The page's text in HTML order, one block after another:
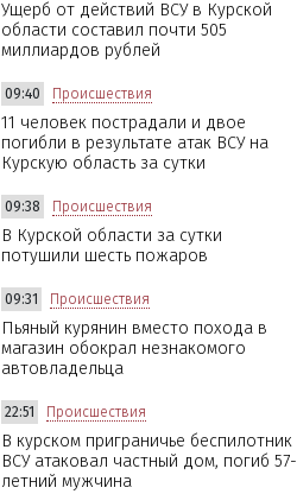
Ущерб от действий ВСУ в Курской
области составил почти 505
миллиардов рублей
09:40 Происшествия
11 человек пострадали и двое
погибли в результате атак ВСУ на
Курскую область за сутки
09:38 Происшествия
В Курской области за сутки
потушили шесть пожаров
09:31 Происшествия
Пьяный курянин вместо похода в
магазин обокрал незнакомого
автовладельца
22:51 Происшествия
В курском приграничье беспилотник
ВСУ атаковал частный дом, погиб 57-
летний мужчина